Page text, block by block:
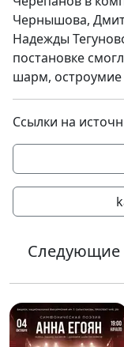
Чернышова,
Надежды
постановке
шарм, остроумие
Ссылки на
Следующие